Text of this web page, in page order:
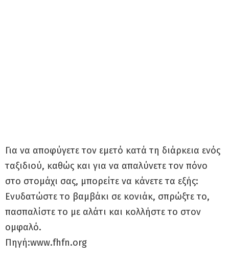
Για να αποφύγετε τον εμετό κατά τη διάρκεια ενός
ταξιδιού, καθώς και για να απαλύνετε τον πόνο
στο στομάχι σας, μπορείτε να κάνετε τα εξής:
Ενυδατώστε το βαμβάκι σε κονιάκ, σπρώξτε το,
πασπαλίστε το με αλάτι και κολλήστε το στον
ομφαλό.
Πηγή:www.fhfn.org